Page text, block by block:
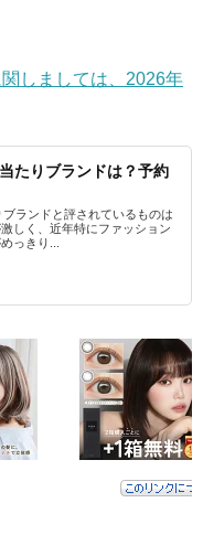
しましては、2026年
たりブランドは？予約
ランドと評されているものは
しく、近年特にファッション
っきり...